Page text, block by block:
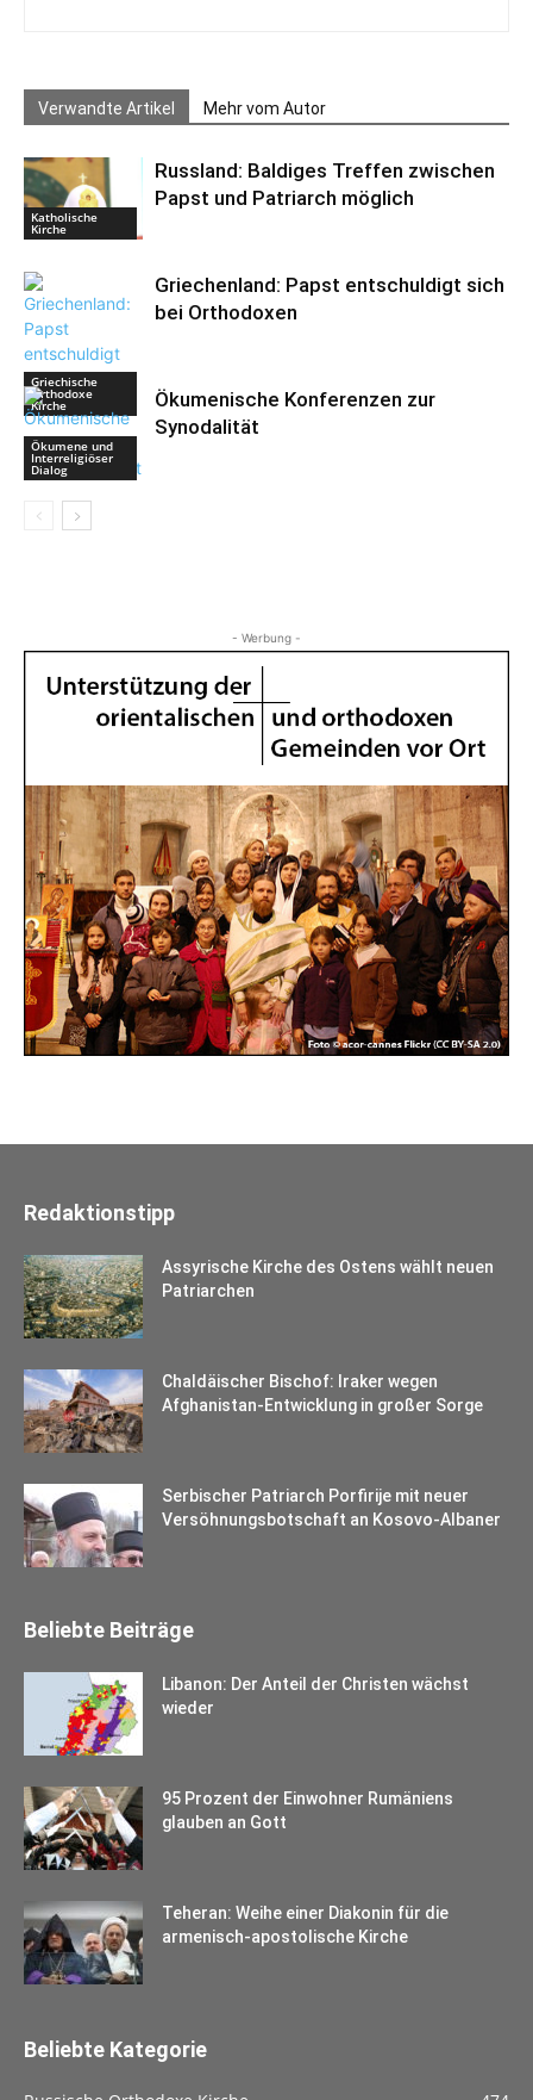
Verwandte Artikel Mehr vom Autor
Katholische
Kirche
Russland: Baldiges Treffen zwischen
Papst und Patriarch möglich
Griechische
Orthodoxe
Kirche
Griechenland: Papst entschuldigt sich
bei Orthodoxen
Ökumene und
Interreligiöser
Dialog
Ökumenische Konferenzen zur
Synodalität
- Werbung -
Redaktionstipp
Assyrische Kirche des Ostens wählt neuen
Patriarchen
Chaldäischer Bischof: Iraker wegen
Afghanistan-Entwicklung in großer Sorge
Serbischer Patriarch Porfirije mit neuer
Versöhnungsbotschaft an Kosovo-Albaner
Beliebte Beiträge
Libanon: Der Anteil der Christen wächst
wieder
95 Prozent der Einwohner Rumäniens
glauben an Gott
Teheran: Weihe einer Diakonin für die
armenisch-apostolische Kirche
Beliebte Kategorie